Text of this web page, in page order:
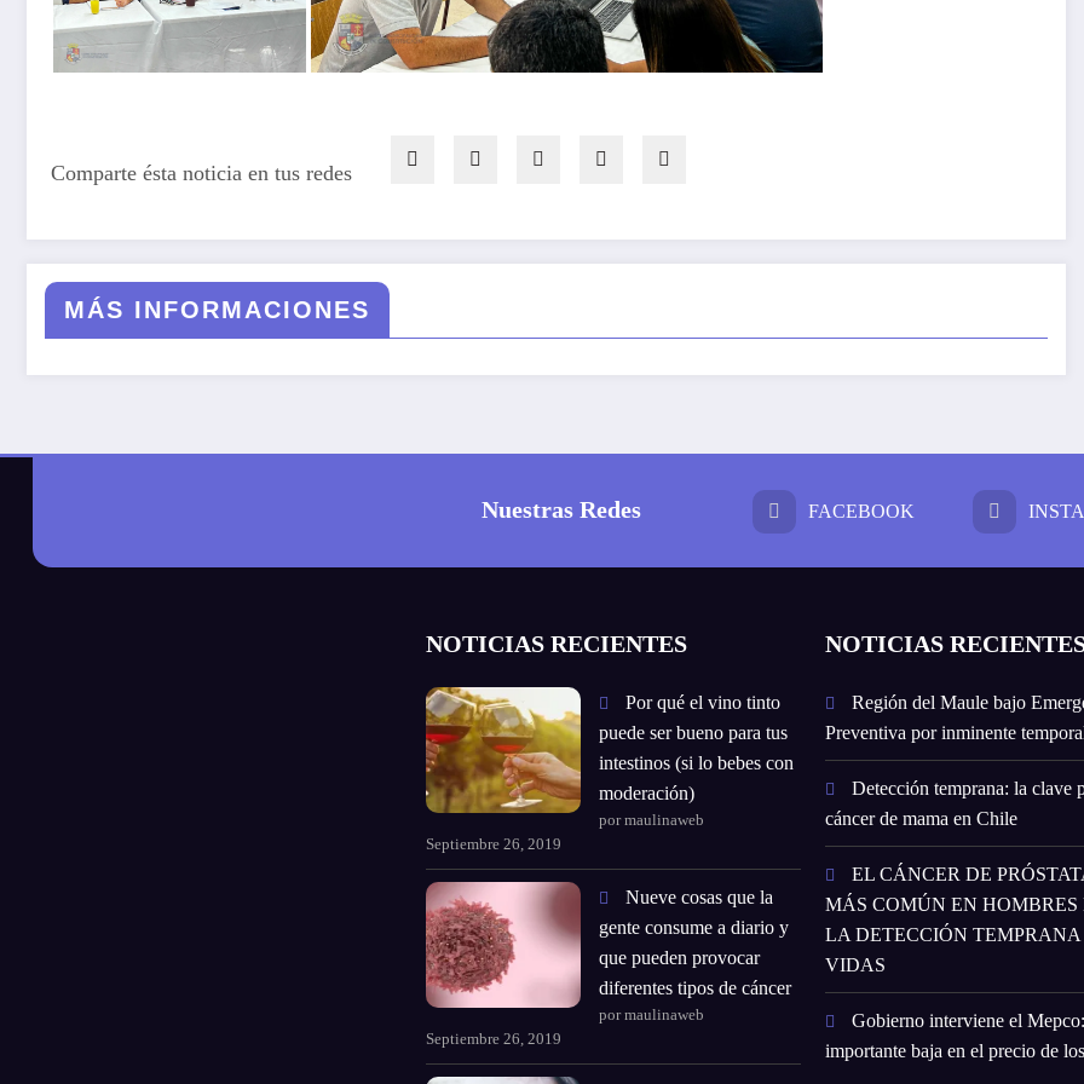
Comparte ésta noticia en tus redes
MÁS INFORMACIONES
Nuestras Redes FACEBOOK
NOTICIAS RECIENTES
Por qué el vino tinto
puede ser bueno para tus
intestinos (si lo bebes con
moderación)
por maulinaweb
Septiembre 26, 2019
Nueve cosas que la
gente consume a diario y
que pueden provocar
diferentes tipos de cáncer
por maulinaweb
Septiembre 26, 2019
NOTICIAS
Región del Maule bajo
Preventiva por inminente
Detección temprana: la clave
cáncer de mama en Chile
EL CÁNCER DE
MÁS COMÚN EN HOMBRES
LA DETECCIÓN TEMPRANA
VIDAS
Gobierno interviene el
importante baja en el precio de